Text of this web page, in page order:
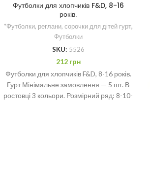
Футболки для хлопчиків F&D, 8-16
років.
*Футболки, реглани, сорочки для дітей гурт,
Футболки
SKU: 5526
212 грн
Футболки для хлопчиків F&D, 8-16 років.
Гурт Мінімальне замовлення — 5 шт. В
ростовці 3 кольори. Розмірний ряд: 8-10-